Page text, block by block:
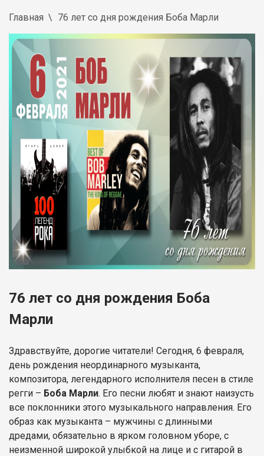
Главная 76 лет со дня рождения Боба Марли
76 лет со дня рождения Боба
Марли
Здравствуйте, дорогие читатели! Сегодня, 6 февраля,
день рождения неординарного музыканта,
композитора, легендарного исполнителя песен в стиле
регги – Боба Марли. Его песни любят и знают наизусть
все поклонники этого музыкального направления. Его
образ как музыканта – мужчины с длинными
дредами, обязательно в ярком головном уборе, с
неизменной широкой улыбкой на лице и с гитарой в